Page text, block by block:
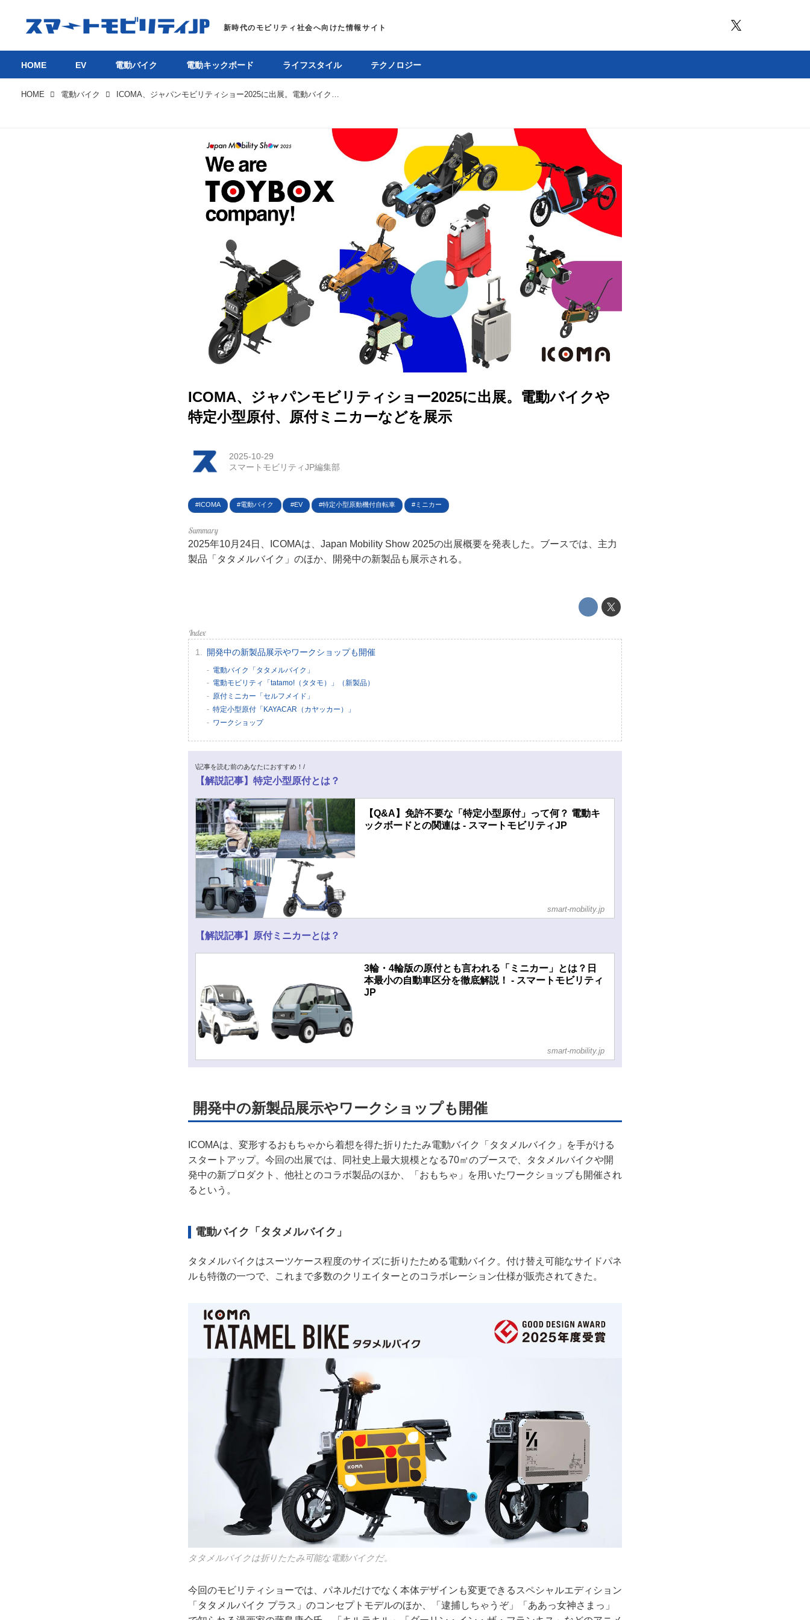
HOME
EV
電動キックボード
ライフスタイル
テクノロジー
運営会社
利用規約
お問い合せ
広告掲載について
HOME EV 電動バイク 電動キックボード ライフスタイル テクノロジー
HOME 電動バイク ICOMA、ジャパンモビリティショー2025に出展。電動バイクや特定小型原付、原付ミニカーなどを展示
ICOMA、ジャパンモビリティショー2025に出展。電動バイクや
特定小型原付、原付ミニカーなどを展示
2025-10-29
スマートモビリティJP編集部
ICOMA 電動バイク EV 特定小型原動機付自転車 ミニカー
2025年10月24日、ICOMAは、Japan Mobility Show 2025の出展概要を発表した。ブースでは、主力
製品「タタメルバイク」のほか、開発中の新製品も展示される。
開発中の新製品展示やワークショップも開催
電動バイク「タタメルバイク」
電動モビリティ「tatamo!（タタモ）」（新製品）
原付ミニカー「セルフメイド」
特定小型原付「KAYACAR（カヤッカー）」
ワークショップ
\記事を読む前のあなたにおすすめ！/
【解説記事】特定小型原付とは？
【Q&A】免許不要な「特定小型原付」って何？ 電動キ
ックボードとの関連は - スマートモビリティJP
smart-mobility.jp
【解説記事】原付ミニカーとは？
3輪・4輪版の原付とも言われる「ミニカー」とは？日
本最小の自動車区分を徹底解説！ - スマートモビリティ
JP
smart-mobility.jp
開発中の新製品展示やワークショップも開催
ICOMAは、変形するおもちゃから着想を得た折りたたみ電動バイク「タタメルバイク」を手がける
スタートアップ。今回の出展では、同社史上最大規模となる70㎡のブースで、タタメルバイクや開
発中の新プロダクト、他社とのコラボ製品のほか、「おもちゃ」を用いたワークショップも開催され
るという。
電動バイク「タタメルバイク」
タタメルバイクはスーツケース程度のサイズに折りたためる電動バイク。付け替え可能なサイドパネ
ルも特徴の一つで、これまで多数のクリエイターとのコラボレーション仕様が販売されてきた。
タタメルバイクは折りたたみ可能な電動バイクだ。
今回のモビリティショーでは、パネルだけでなく本体デザインも変更できるスペシャルエディション
「タタメルバイク プラス」のコンセプトモデルのほか、「逮捕しちゃうぞ」「ああっ女神さまっ」